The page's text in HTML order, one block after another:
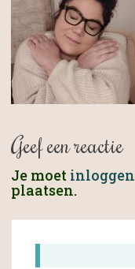
Geef een reactie
Je moet inloggen
plaatsen.